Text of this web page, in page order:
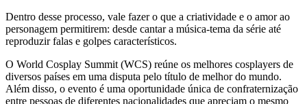
Dentro desse processo, vale fazer o que a criatividade e o amor ao
personagem permitirem: desde cantar a música-tema da série até
reproduzir falas e golpes característicos.
O World Cosplay Summit (WCS) reúne os melhores cosplayers de
diversos países em uma disputa pelo título de melhor do mundo.
Além disso, o evento é uma oportunidade única de confraternização
entre pessoas de diferentes nacionalidades que apreciam o mesmo